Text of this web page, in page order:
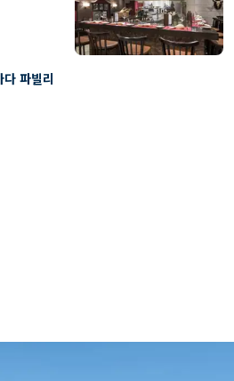
파빌리